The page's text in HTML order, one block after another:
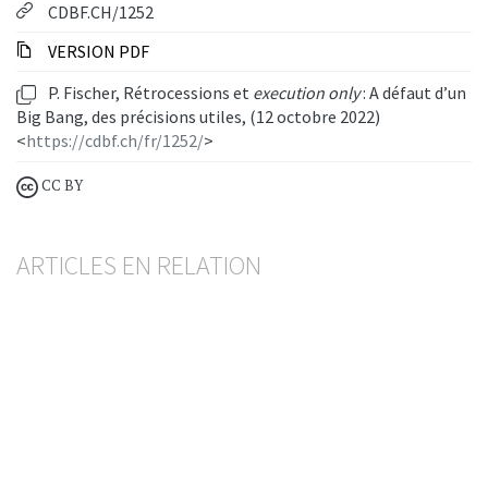
CDBF.CH/1252
VERSION PDF
P. Fischer, Rétrocessions et execution only: A défaut d’un
Big Bang, des précisions utiles, (12 octobre 2022)
<https://cdbf.ch/fr/1252/>
CC BY
ARTICLES EN RELATION